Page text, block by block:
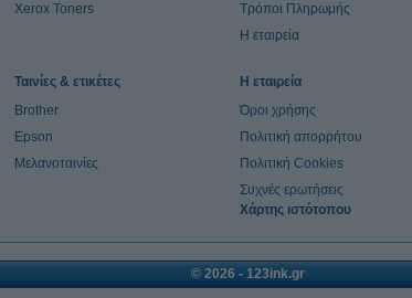
Xerox Toners
Τρόποι Πληρωμής
Η εταιρεία
Ταινίες & ετικέτες
Brother
Epson
Μελανοταινίες
Η εταιρεία
Όροι χρήσης
Πολιτική απορρήτου
Πολιτική Cookies
Συχνές ερωτήσεις
Χάρτης ιστότοπου
© 2026 - 123ink.gr